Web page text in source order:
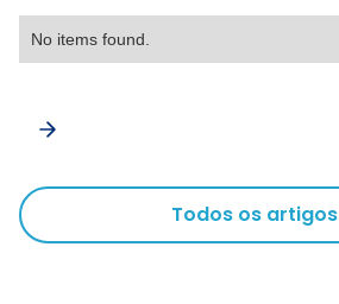
No items found.
Todos os artigos